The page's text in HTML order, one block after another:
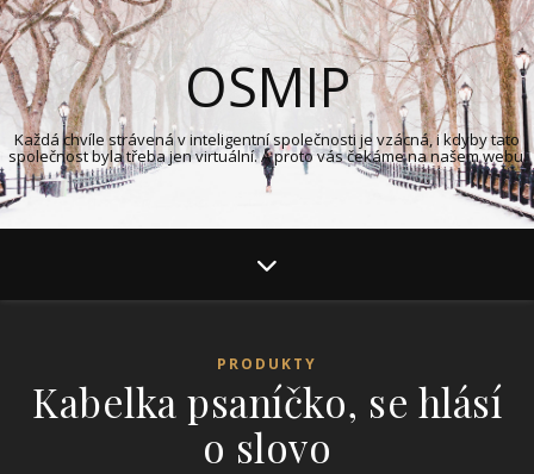
OSMIP
Každá chvíle strávená v inteligentní společnosti je vzácná, i kdyby tato
společnost byla třeba jen virtuální. A proto vás čekáme na našem webu.
PRODUKTY
Kabelka psaníčko, se hlásí
o slovo